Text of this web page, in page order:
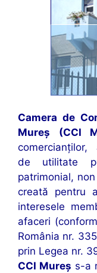
Camera de
Mureș (CCI
comercianților,
de utilitate
patrimonial,
creată pentru
interesele
afaceri
România nr.
prin Legea nr.
CCI Mureş s-a